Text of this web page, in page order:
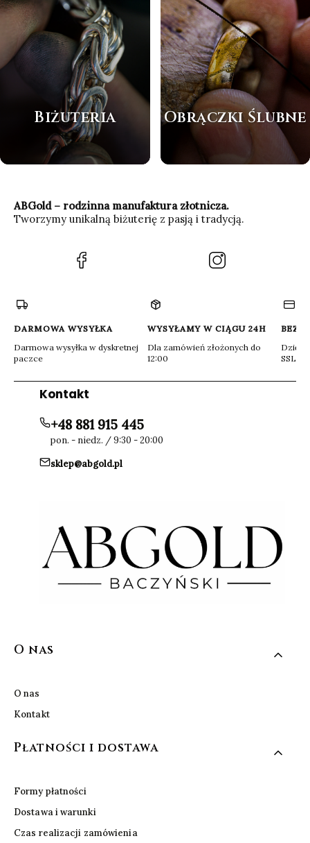
Biżuteria Obrączki Ślubne
ABGold – rodzinna manufaktura złotnicza.
Tworzymy unikalną biżuterię z pasją i tradycją.
(Otwiera
DARMOWA WYSYŁKA
Darmowa wysyłka w dyskretnej
paczce
WYSYŁAMY W CIĄGU 24H
Dla zamówień złożonych do
12:00
Dzięki
SSL
Kontakt
+48 881 915 445
pon. - niedz. / 9:30 - 20:00
sklep@abgold.pl
Linki w stopce
O nas
O nas
Kontakt
Płatności i dostawa
Formy płatności
Dostawa i warunki
Czas realizacji zamówienia